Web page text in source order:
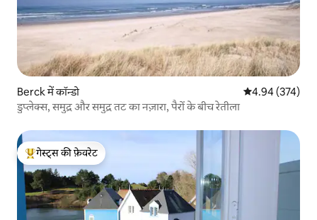
Berck में कॉन्डो औसत रेटिंग 5 में से
4.94 (374)
डुप्लेक्स, समुद्र और समुद्र तट का नज़ारा, पैरों के बीच रेतीला
गेस्ट्स का टॉप फ़ेवरेट
गेस्ट्स की फ़ेवरेट